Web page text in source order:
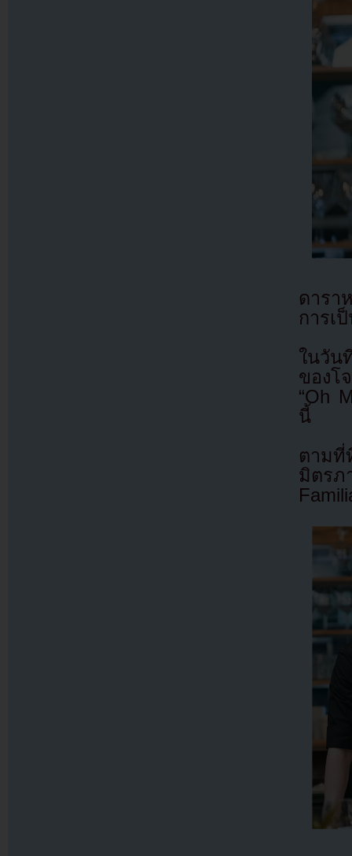
ดารา
การเ
ในวัน
ของโ
“Oh
นี้
ตามที่
มิตรภ